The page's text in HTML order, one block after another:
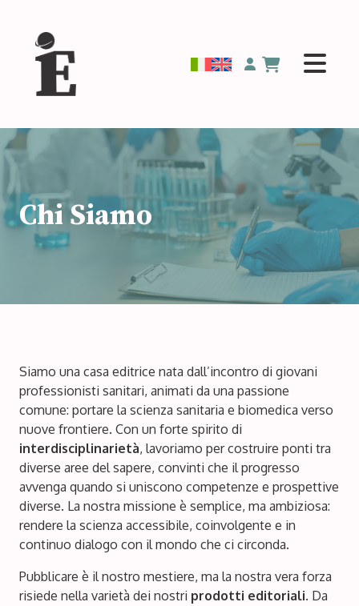
Chi Siamo
Siamo una casa editrice nata dall’incontro di giovani
professionisti sanitari, animati da una passione
comune: portare la scienza sanitaria e biomedica verso
nuove frontiere. Con un forte spirito di
interdisciplinarietà, lavoriamo per costruire ponti tra
diverse aree del sapere, convinti che il progresso
avvenga quando si uniscono competenze e prospettive
diverse. La nostra missione è semplice, ma ambiziosa:
rendere la scienza accessibile, coinvolgente e in
continuo dialogo con il mondo che ci circonda.
Pubblicare è il nostro mestiere, ma la nostra vera forza
risiede nella varietà dei nostri prodotti editoriali. Da